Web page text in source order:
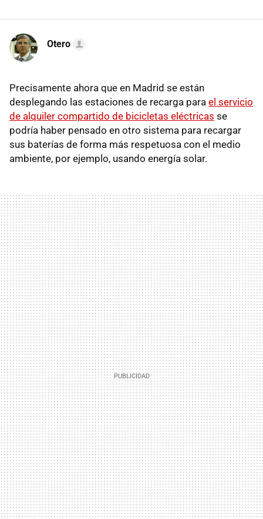
Otero
Precisamente ahora que en Madrid se están
desplegando las estaciones de recarga para el servicio
de alquiler compartido de bicicletas eléctricas se
podría haber pensado en otro sistema para recargar
sus baterías de forma más respetuosa con el medio
ambiente, por ejemplo, usando energía solar.